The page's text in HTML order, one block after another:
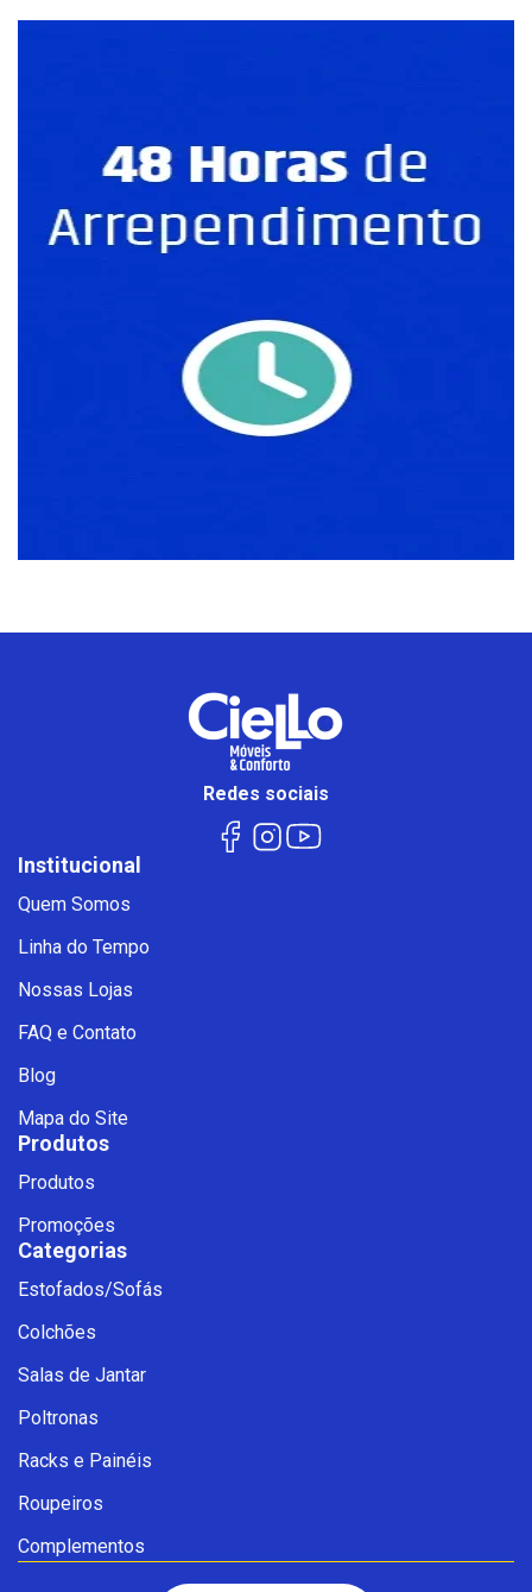
Redes sociais
Institucional
Quem Somos
Linha do Tempo
Nossas Lojas
FAQ e Contato
Blog
Mapa do Site
Produtos
Produtos
Promoções
Categorias
Estofados/Sofás
Colchões
Salas de Jantar
Poltronas
Racks e Painéis
Roupeiros
Complementos